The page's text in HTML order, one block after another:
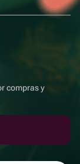
compras y